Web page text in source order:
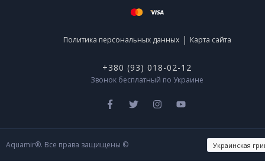
Политика персональных данных | Карта сайта
+380 (93) 018-02-12
Звонок бесплатный по Украине
Aquamir®. Все права защищены ©